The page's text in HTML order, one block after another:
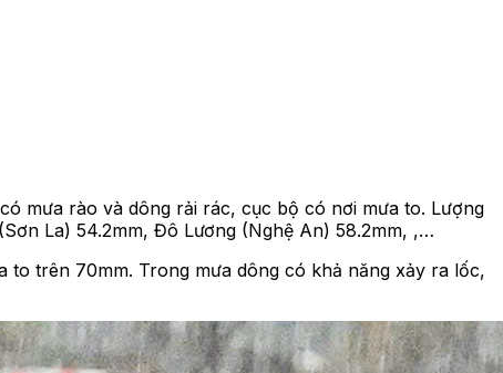
mưa rào và dông rải rác, cục bộ có nơi mưa to. Lượng
La) 54.2mm, Đô Lương (Nghệ An) 58.2mm, ,…
trên 70mm. Trong mưa dông có khả năng xảy ra lốc,